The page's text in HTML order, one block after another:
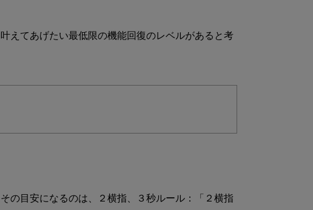
えてあげたい最低限の機能回復のレベルがあると考
の目安になるのは、２横指、３秒ルール：「２横指